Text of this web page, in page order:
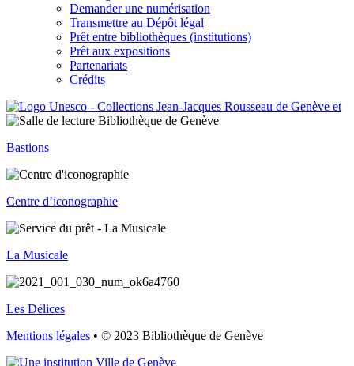
Demander une numérisation
Transmettre au Dépôt légal
Prêt entre bibliothèques (institutions)
Prêt aux expositions
Partenariats
Crédits
Bastions
Centre d’iconographie
La Musicale
Les Délices
Mentions légales • © 2023 Bibliothèque de Genève